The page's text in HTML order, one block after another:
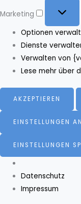
Marketing
Optionen
Dienste
Verwalten von
Lese mehr über
AKZEPTIEREN
EINSTELLUNGEN
EINSTELLUNGEN
Datenschutz
Impressum